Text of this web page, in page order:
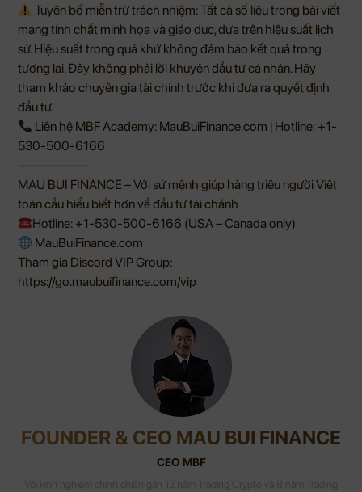
Tuyên bố miễn trừ trách nhiệm: Tất cả số liệu trong bài viết
mang tính chất minh họa và giáo dục, dựa trên hiệu suất lịch
sử. Hiệu suất trong quá khứ không đảm bảo kết quả trong
tương lai. Đây không phải lời khuyên đầu tư cá nhân. Hãy
tham khảo chuyên gia tài chính trước khi đưa ra quyết định
đầu tư.
Liên hệ MBF Academy: MauBuiFinance.com | Hotline: +1-
530-500-6166
——————–
MAU BUI FINANCE – Với sứ mệnh giúp hàng triệu người Việt
toàn cầu hiểu biết hơn về đầu tư tài chánh
Hotline: +1-530-500-6166 (USA – Canada only)
MauBuiFinance.com
Tham gia Discord VIP Group:
https://go.maubuifinance.com/vip
FOUNDER & CEO MAU BUI FINANCE
CEO MBF
Với kinh nghiệm chinh chiến gần 12 năm Trading Crypto và 8 năm Trading